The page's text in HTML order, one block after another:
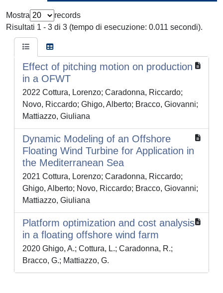
Mostra
records
Risultati 1 - 3 di 3 (tempo di esecuzione: 0.011 secondi).
Effect of pitching motion on production
in a OFWT
2022 Cottura, Lorenzo; Caradonna, Riccardo;
Novo, Riccardo; Ghigo, Alberto; Bracco, Giovanni;
Mattiazzo, Giuliana
Dynamic Modeling of an Offshore
Floating Wind Turbine for Application in
the Mediterranean Sea
2021 Cottura, Lorenzo; Caradonna, Riccardo;
Ghigo, Alberto; Novo, Riccardo; Bracco, Giovanni;
Mattiazzo, Giuliana
Platform optimization and cost analysis
in a floating offshore wind farm
2020 Ghigo, A.; Cottura, L.; Caradonna, R.;
Bracco, G.; Mattiazzo, G.